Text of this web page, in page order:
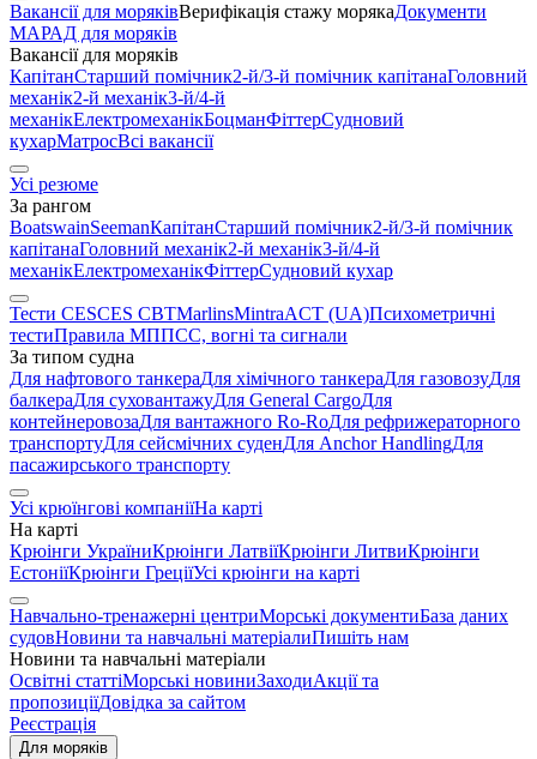
Вакансії для моряківВерифікація стажу морякаДокументи
МАРАД для моряків
Вакансії для моряків
КапітанСтарший помічник2-й/3-й помічник капітанаГоловний
механік2-й механік3-й/4-й
механікЕлектромеханікБоцманФіттерСудновий
кухарМатросВсі вакансії
Усі резюме
За рангом
BoatswainSeemanКапітанСтарший помічник2-й/3-й помічник
капітанаГоловний механік2-й механік3-й/4-й
механікЕлектромеханікФіттерСудновий кухар
Тести CESCES CBTMarlinsMintraACT (UA)Психометричні
тестиПравила МППСС, вогні та сигнали
За типом судна
Для нафтового танкераДля хімічного танкераДля газовозуДля
балкераДля суховантажуДля General CargoДля
контейнеровозаДля вантажного Ro-RoДля рефрижераторного
транспортуДля сейсмічних суденДля Anchor HandlingДля
пасажирського транспорту
Усі крюїнгові компаніїНа карті
На карті
Крюінги УкраїниКрюінги ЛатвіїКрюінги ЛитвиКрюінги
ЕстоніїКрюінги ГреціїУсі крюінги на карті
Навчально-тренажерні центриМорські документиБаза даних
судовНовини та навчальні матеріалиПишіть нам
Новини та навчальні матеріали
Освітні статтіМорські новиниЗаходиАкції та
пропозиціїДовідка за сайтом
Реєстрація
Для моряків